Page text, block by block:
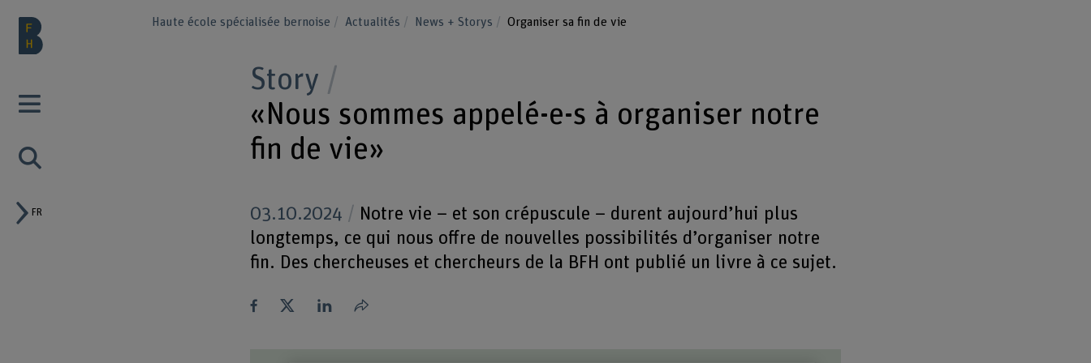
FR
Haute école spécialisée bernoise Actualités News + Storys Organiser sa fin de vie
Story
«Nous sommes appelé-e-s à organiser notre
fin de vie»
03.10.2024
Notre vie – et son crépuscule – durent aujourd’hui plus
longtemps, ce qui nous offre de nouvelles possibilités d’organiser notre
fin. Des chercheuses et chercheurs de la BFH ont publié un livre à ce sujet.
Partager